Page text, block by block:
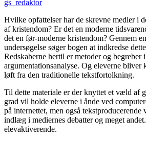
gs_redaktor
Hvilke opfattelser har de skrevne medier i
af kristendom? Er det en moderne
det en før-moderne kristendom? Gennem
undersøgelse søger bogen at indkredse
Redskaberne hertil er metoder og begreber
argumentationsanalyse. Og eleverne
løft fra den traditionelle tekstfortolkning.
Til dette materiale er der knyttet et væld af
grad vil holde eleverne i ånde ved
på internettet, men også
indlæg i mediernes debatter og meget
elevaktiverende.